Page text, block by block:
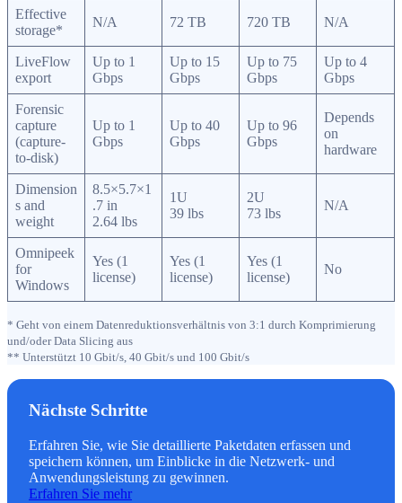
Effective
storage*
N/A 72 TB 720 TB N/A
LiveFlow
export
Up to 1
Gbps
Up to 15
Gbps
Up to 75
Gbps
Up to 4
Gbps
Forensic
capture
(capture-
to-disk)
Up to 1
Gbps
Up to 40
Gbps
Up to 96
Gbps
Depends
on
hardware
Dimension
s and
weight
8.5×5.7×1
.7 in
2.64 lbs
1U
39 lbs
2U
73 lbs
N/A
Omnipeek
for
Windows
Yes (1
license)
Yes (1
license)
Yes (1
license)
No
* Geht von einem Datenreduktionsverhältnis von 3:1 durch Komprimierung
und/oder Data Slicing aus
** Unterstützt 10 Gbit/s, 40 Gbit/s und 100 Gbit/s
Nächste Schritte
Erfahren Sie, wie Sie detaillierte Paketdaten erfassen und
speichern können, um Einblicke in die Netzwerk- und
Anwendungsleistung zu gewinnen.
Erfahren Sie mehr